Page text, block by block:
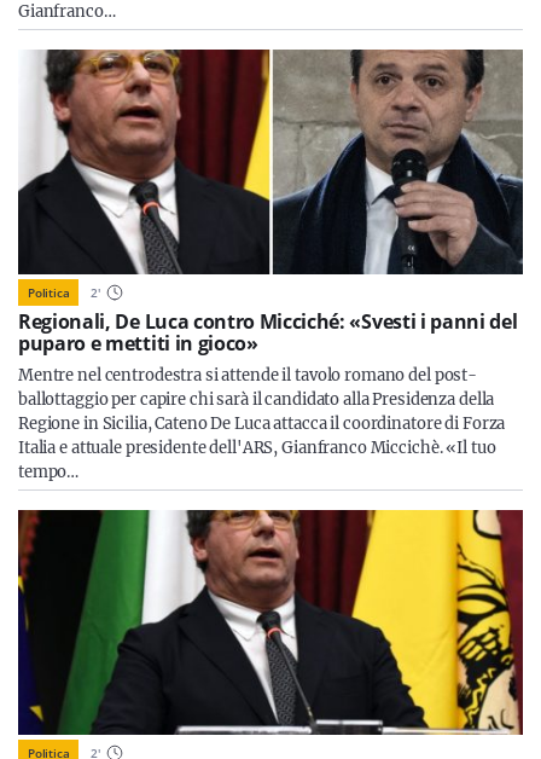
Gianfranco…
Politica 2'
Regionali, De Luca contro Micciché: «Svesti i panni del
puparo e mettiti in gioco»
Mentre nel centrodestra si attende il tavolo romano del post-
ballottaggio per capire chi sarà il candidato alla Presidenza della
Regione in Sicilia, Cateno De Luca attacca il coordinatore di Forza
Italia e attuale presidente dell'ARS, Gianfranco Miccichè. «Il tuo
tempo…
Politica 2'